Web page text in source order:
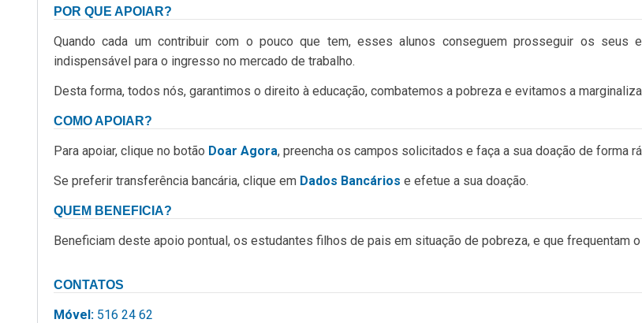
POR QUE APOIAR?
Quando cada um contribuir com o pouco que tem, esses alunos conseguem prosseguir os seus
indispensável para o ingresso no mercado de trabalho.
Desta forma, todos nós, garantimos o direito à educação, combatemos a pobreza e evitamos a
COMO APOIAR?
Para apoiar, clique no botão Doar Agora, preencha os campos solicitados e faça a sua doação de forma
Se preferir transferência bancária, clique em Dados Bancários e efetue a sua doação.
QUEM BENEFICIA?
Beneficiam deste apoio pontual, os estudantes filhos de pais em situação de pobreza, e que frequentam
CONTATOS
Móvel: 516 24 62